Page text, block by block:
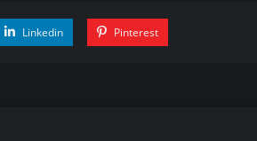
Linkedin Pinterest